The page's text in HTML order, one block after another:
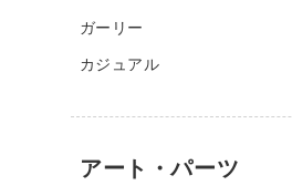
ガーリー
カジュアル
アート・パーツ